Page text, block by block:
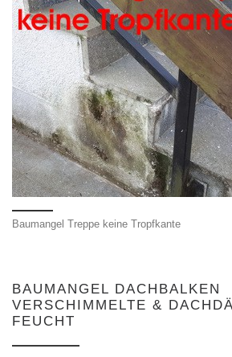
Baumangel Treppe keine Tropfkante
BAUMANGEL DACHBALKEN
VERSCHIMMELTE &
FEUCHT